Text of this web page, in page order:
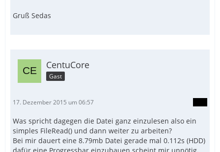
Gruß Sedas
CentuCore
Gast
17. Dezember 2015 um 06:57
Was spricht dagegen die Datei ganz einzulesen also ein
simples FileRead() und dann weiter zu arbeiten?
Bei mir dauert eine 8.79mb Datei gerade mal 0.112s (HDD)